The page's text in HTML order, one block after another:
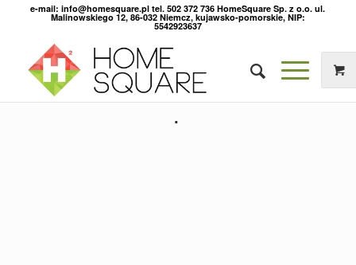
e-mail: info@homesquare.pl tel. 502 372 736 HomeSquare Sp. z o.o. ul.
Malinowskiego 12, 86-032 Niemcz, kujawsko-pomorskie, NIP:
5542923637